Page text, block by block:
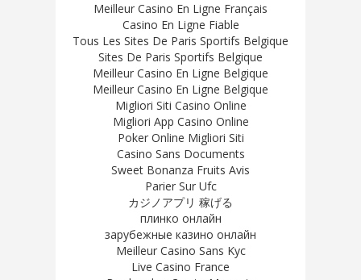
Meilleur Casino En Ligne Français
Casino En Ligne Fiable
Tous Les Sites De Paris Sportifs Belgique
Sites De Paris Sportifs Belgique
Meilleur Casino En Ligne Belgique
Meilleur Casino En Ligne Belgique
Migliori Siti Casino Online
Migliori App Casino Online
Poker Online Migliori Siti
Casino Sans Documents
Sweet Bonanza Fruits Avis
Parier Sur Ufc
カジノアプリ 稼げる
плинко онлайн
зарубежные казино онлайн
Meilleur Casino Sans Kyc
Live Casino France